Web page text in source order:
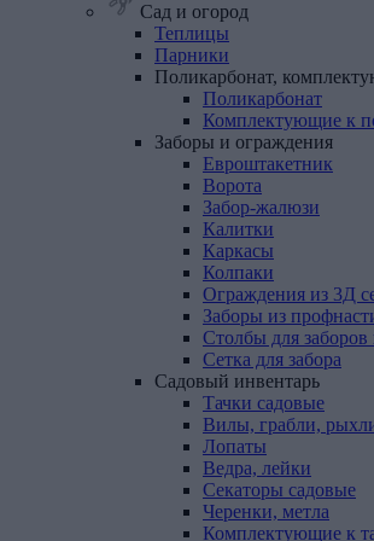
Сад и огород
Теплицы
Парники
Поликарбонат,
Поликарбонат
Комплектующие к
Заборы и ограждения
Евроштакетник
Ворота
Забор-жалюзи
Калитки
Каркасы
Колпаки
Ограждения из 3Д
Заборы из
Столбы для
Сетка для забора
Садовый инвентарь
Тачки садовые
Вилы, грабли,
Лопаты
Ведра, лейки
Секаторы садовые
Черенки, метла
Комплектующие к